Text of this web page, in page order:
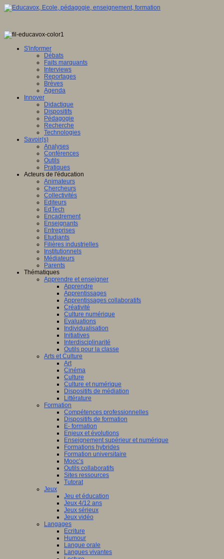
S'informer
Débats
Faits marquants
Interviews
Reportages
Brèves
Agenda
Innover
Didactique
Dispositifs
Pédagogie
Recherche
Technologies
Savoir(s)
Analyses
Conférences
Outils
Pratiques
Acteurs de l'éducation
Animateurs
Chercheurs
Collectivités
Editeurs
EdTech
Encadrement
Enseignants
Entreprises
Etudiants
Filières industrielles
Institutionnels
Médiateurs
Parents
Thématiques
Apprendre et enseigner
Apprendre
Apprentissages
Apprentissages collaboratifs
Créativité
Culture numérique
Evaluations
Individualisation
Initiatives
Interdisciplinarité
Outils pour la classe
Arts et Culture
Art
Cinéma
Culture
Culture et numérique
Dispositifs de médiation
Littérature
Formation
Compétences professionnelles
Dispositifs de formation
E- formation
Enjeux et évolutions
Enseignement supérieur et numérique
Formations hybrides
Formation universitaire
Mooc’s
Outils collaboratifs
Sites ressources
Tutorat
Jeux
Jeu et éducation
Jeux 4/12 ans
Jeux sérieux
Jeux vidéo
Langages
Ecriture
Humour
Langue orale
Langues vivantes